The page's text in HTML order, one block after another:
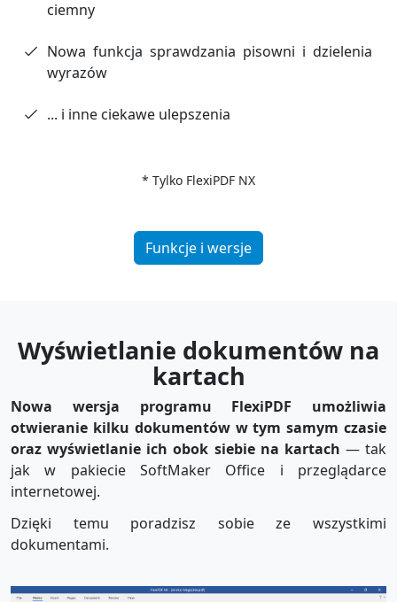
ciemny
Nowa funkcja sprawdzania pisowni i dzielenia
wyrazów
... i inne ciekawe ulepszenia
* Tylko FlexiPDF NX
Funkcje i wersje
Wyświetlanie dokumentów na
kartach
Nowa wersja programu FlexiPDF umożliwia
otwieranie kilku dokumentów w tym samym czasie
oraz wyświetlanie ich obok siebie na kartach — tak
jak w pakiecie SoftMaker Office i przeglądarce
internetowej.
Dzięki temu poradzisz sobie ze wszystkimi
dokumentami.